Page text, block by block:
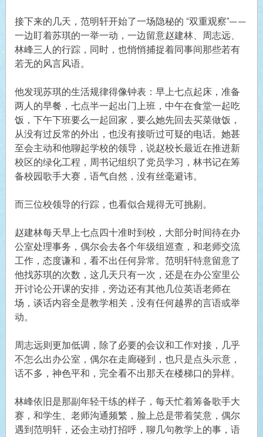
接下来的几天，范明轩开始了一场隐秘的 “双重观察”——
一边盯着苏琪的一举一动，一边留意赵建林、周志远、
林峰三人的行踪，同时，也悄悄捕捉着同事间那些若有
若无的风言风语。
他发现苏琪的生活规律得像钟表：早上七点起床，准备
两人的早餐，七点半一起出门上班，中午在食堂一起吃
饭，下午下班要么一起回家，要么她先回去买菜做饭，
从没有过反常的外出，也没有接听过可疑的电话。她甚
至会主动和他聊起学校的领导，说赵校长最近在推进新
校区的绿化工程，周书记组织了党员学习，林书记在筹
备校园歌手大赛，语气自然，没有丝毫避讳。
而三位校领导的行踪，也看似合规得无可挑剔。
赵建林每天早上七点四十准时到校，大部分时间待在办
公室处理事务，偶尔会去各个年级组巡查，和老师交流
工作，态度谦和，看不出任何异常。范明轩特意留意了
他找苏琪的次数，这几天只有一次，还是在办公室里公
开讨论公开课的安排，旁边还有其他几位英语老师在
场，谈话内容全是教学相关，没有任何越界的言语或举
动。
周志远则更加低调，除了必要的会议和工作对接，几乎
不怎么出办公室，偶尔在走廊碰到，也只是点头示意，
话不多，神色平和，完全看不出那天在楼梯口的异样。
林峰依旧是那副年轻干练的样子，每天忙着筹备歌手大
赛，和学生、老师沟通频繁，脸上总是带着笑意，偶尔
遇到范明轩，还会主动打招呼，聊几句教学上的事，语